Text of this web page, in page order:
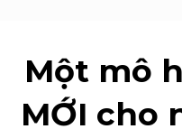
Một mô
MỚI cho